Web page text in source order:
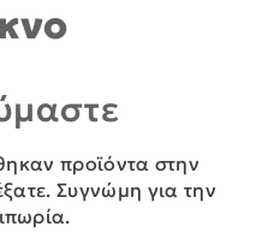
προϊόντα στην
Συγνώμη για την